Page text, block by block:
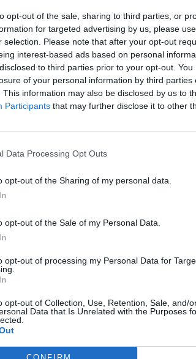
opt-out of the sale, sharing to third parties, or
for targeted advertising by us, please
selection. Please note that after your opt-out
interest-based ads based on personal
to third parties prior to your opt-out.
of your personal information by third parties
This information may also be disclosed by us to
Participants that may further disclose it to other
Data Processing Opt Outs
opt-out of the Sharing of my personal data.
opt-out of the Sale of my Personal Data.
opt-out of processing my Personal Data for
opt-out of Collection, Use, Retention, Sale, and/
Data that Is Unrelated with the Purposes
CONFIRM
dopočul Jano z
za ňou.
na ňu skočí ako býk
po každom čísle robí
začína mať obavy, že
za každé druhé číslo.
si to všimne a
ideme od
Prečítajte si aj
sa a užívajte si: 6 tipov, ako mať z intímneho zblíženia